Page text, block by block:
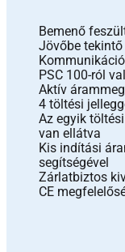
Bemenő
Jövőbe
PSC 100-ról
Aktív
4 töltési
Az egyik
van ellátva
Kis indítási
segítségével
Zárlatbiztos
CE